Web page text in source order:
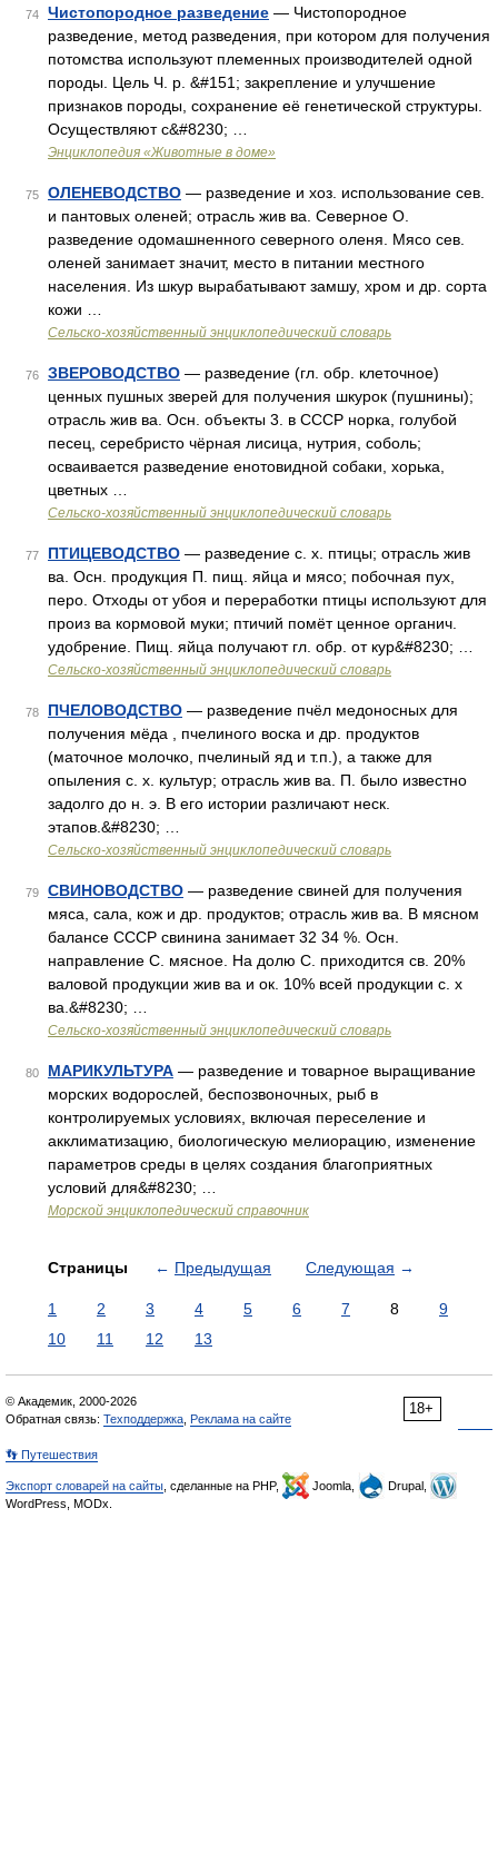
74 Чистопородное разведение — Чистопородное
разведение, метод разведения, при котором для получения
потомства используют племенных производителей одной
породы. Цель Ч. р. &#151; закрепление и улучшение
признаков породы, сохранение её генетической структуры.
Осуществляют с&#8230; …
Энциклопедия «Животные в доме»
75 ОЛЕНЕВОДСТВО — разведение и хоз. использование сев.
и пантовых оленей; отрасль жив ва. Северное О.
разведение одомашненного северного оленя. Мясо сев.
оленей занимает значит, место в питании местного
населения. Из шкур вырабатывают замшу, хром и др. сорта
кожи …
Сельско-хозяйственный энциклопедический словарь
76 ЗВЕРОВОДСТВО — разведение (гл. обр. клеточное)
ценных пушных зверей для получения шкурок (пушнины);
отрасль жив ва. Осн. объекты 3. в СССР норка, голубой
песец, серебристо чёрная лисица, нутрия, соболь;
осваивается разведение енотовидной собаки, хорька,
цветных …
Сельско-хозяйственный энциклопедический словарь
77 ПТИЦЕВОДСТВО — разведение с. х. птицы; отрасль жив
ва. Осн. продукция П. пищ. яйца и мясо; побочная пух,
перо. Отходы от убоя и переработки птицы используют для
произ ва кормовой муки; птичий помёт ценное органич.
удобрение. Пищ. яйца получают гл. обр. от кур&#8230; …
Сельско-хозяйственный энциклопедический словарь
78 ПЧЕЛОВОДСТВО — разведение пчёл медоносных для
получения мёда , пчелиного воска и др. продуктов
(маточное молочко, пчелиный яд и т.п.), а также для
опыления с. х. культур; отрасль жив ва. П. было известно
задолго до н. э. В его истории различают неск.
этапов.&#8230; …
Сельско-хозяйственный энциклопедический словарь
79 СВИНОВОДСТВО — разведение свиней для получения
мяса, сала, кож и др. продуктов; отрасль жив ва. В мясном
балансе СССР свинина занимает 32 34 %. Осн.
направление С. мясное. На долю С. приходится св. 20%
валовой продукции жив ва и ок. 10% всей продукции с. х
ва.&#8230; …
Сельско-хозяйственный энциклопедический словарь
80 МАРИКУЛЬТУРА — разведение и товарное выращивание
морских водорослей, беспозвоночных, рыб в
контролируемых условиях, включая переселение и
акклиматизацию, биологическую мелиорацию, изменение
параметров среды в целях создания благоприятных
условий для&#8230; …
Морской энциклопедический справочник
Страницы ← Предыдущая Следующая →
1 2 3 4 5 6 7 8
9
10
11 12 13
18+
© Академик, 2000-2026
Обратная связь: Техподдержка Реклама на сайте
👣 Путешествия
Экспорт словарей на сайты , сделанные на PHP, Joomla,
Drupal,
WordPress, MODx.